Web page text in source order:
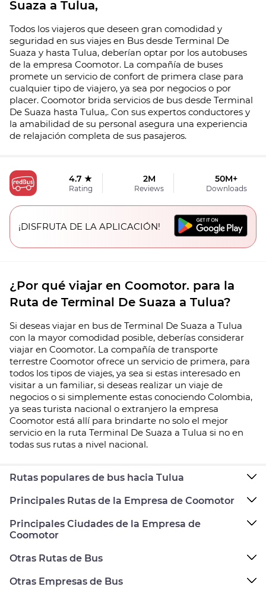
Suaza a Tulua,
Todos los viajeros que deseen gran comodidad y
seguridad en sus viajes en Bus desde Terminal De
Suaza y hasta Tulua, deberían optar por los autobuses
de la empresa Coomotor. La compañía de buses
promete un servicio de confort de primera clase para
cualquier tipo de viajero, ya sea por negocios o por
placer. Coomotor brida servicios de bus desde Terminal
De Suaza hasta Tulua,. Con sus expertos conductores y
la amabilidad de su personal asegura una experiencia
de relajación completa de sus pasajeros.
4.7 ★
Rating
2M
Reviews
50M+
Downloads
¡DISFRUTA DE LA APLICACIÓN!
¿Por qué viajar en Coomotor. para la
Ruta de Terminal De Suaza a Tulua?
Si deseas viajar en bus de Terminal De Suaza a Tulua
con la mayor comodidad posible, deberías considerar
viajar en Coomotor. La compañía de transporte
terrestre Coomotor ofrece un servicio de primera, para
todos los tipos de viajes, ya sea si estas interesado en
visitar a un familiar, si deseas realizar un viaje de
negocios o si simplemente estas conociendo Colombia,
ya seas turista nacional o extranjero la empresa
Coomotor está allí para brindarte no solo el mejor
servicio en la ruta Terminal De Suaza a Tulua si no en
todas sus rutas a nivel nacional.
Rutas populares de bus hacia Tulua
Principales Rutas de la Empresa de Coomotor
Principales Ciudades de la Empresa de
Coomotor
Otras Rutas de Bus
Otras Empresas de Bus